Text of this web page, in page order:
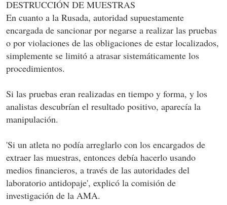
DESTRUCCIÓN DE MUESTRAS
En cuanto a la Rusada, autoridad supuestamente
encargada de sancionar por negarse a realizar las pruebas
o por violaciones de las obligaciones de estar localizados,
simplemente se limitó a atrasar sistemáticamente los
procedimientos.
Si las pruebas eran realizadas en tiempo y forma, y los
analistas descubrían el resultado positivo, aparecía la
manipulación.
'Si un atleta no podía arreglarlo con los encargados de
extraer las muestras, entonces debía hacerlo usando
medios financieros, a través de las autoridades del
laboratorio antidopaje', explicó la comisión de
investigación de la AMA.